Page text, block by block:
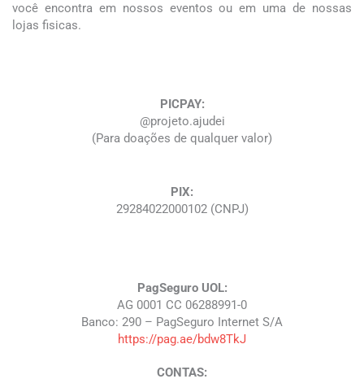
você encontra em nossos eventos ou em uma de nossas
lojas fisicas.
PICPAY:
@projeto.ajudei
(Para doações de qualquer valor)
PIX:
29284022000102 (CNPJ)
PagSeguro UOL:
AG 0001 CC 06288991-0
Banco: 290 – PagSeguro Internet S/A
https://pag.ae/bdw8TkJ
CONTAS: